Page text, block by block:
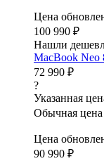
Цена
100 990 ₽
Нашли
MacBook Neo
72 990 ₽
?
Указанная
Обычная цена
Цена
90 990 ₽